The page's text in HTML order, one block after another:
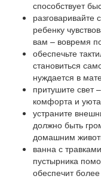
способствует
разговаривайте
ребенку
вам – вовремя
обеспечьте
становиться
нуждается в
притушите свет
комфорта и
устраните
должно быть
домашним
ванна с
пустырника
обеспечит